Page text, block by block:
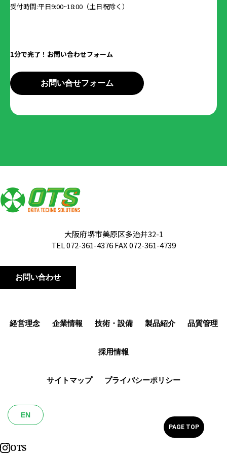
受付時間:平日9:00~18:00（土日祝除く）
1分で完了！お問い合わせフォーム
お問い合せフォーム
大阪府堺市美原区多治井32-1
TEL 072-361-4376 FAX 072-361-4739
お問い合わせ
経営理念 企業情報 技術・設備 製品紹介 品質管理
採用情報
サイトマップ プライバシーポリシー
EN
OTS
PAGE TOP